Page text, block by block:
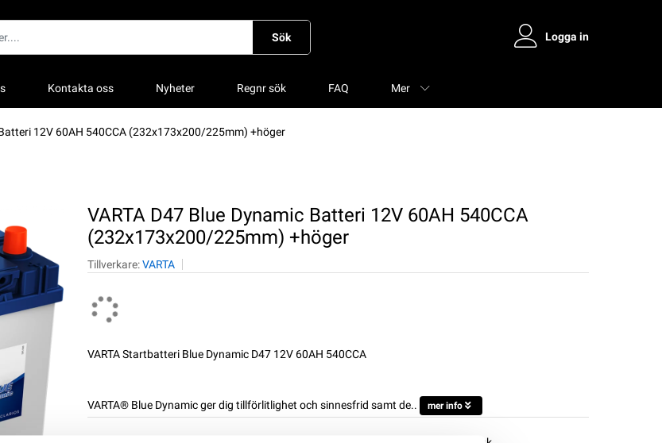
Sök Logga in
Kontakta oss Nyheter Regnr sök FAQ Mer
12V 60AH 540CCA (232x173x200/225mm) +höger
VARTA D47 Blue Dynamic Batteri 12V 60AH 540CCA
(232x173x200/225mm) +höger
Tillverkare:VARTA
VARTA Startbatteri Blue Dynamic D47 12V 60AH 540CCA
VARTA® Blue Dynamic ger dig tillförlitlighet och sinnesfrid samt de.. mer info